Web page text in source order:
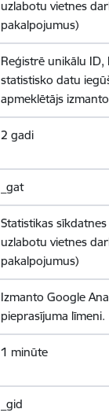
uzlabotu vietnes
pakalpojumus)
Reģistrē unikālu
statistisko datu
apmeklētājs
2 gadi
_gat
Statistikas
uzlabotu vietnes
pakalpojumus)
Izmanto Google
pieprasījuma līmeni.
1 minūte
_gid